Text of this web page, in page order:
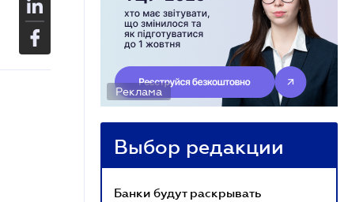
Реклама
Выбор редакции
Банки будут раскрывать